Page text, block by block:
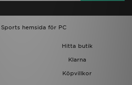
hemsida för PC
Hitta butik
Klarna
Köpvillkor